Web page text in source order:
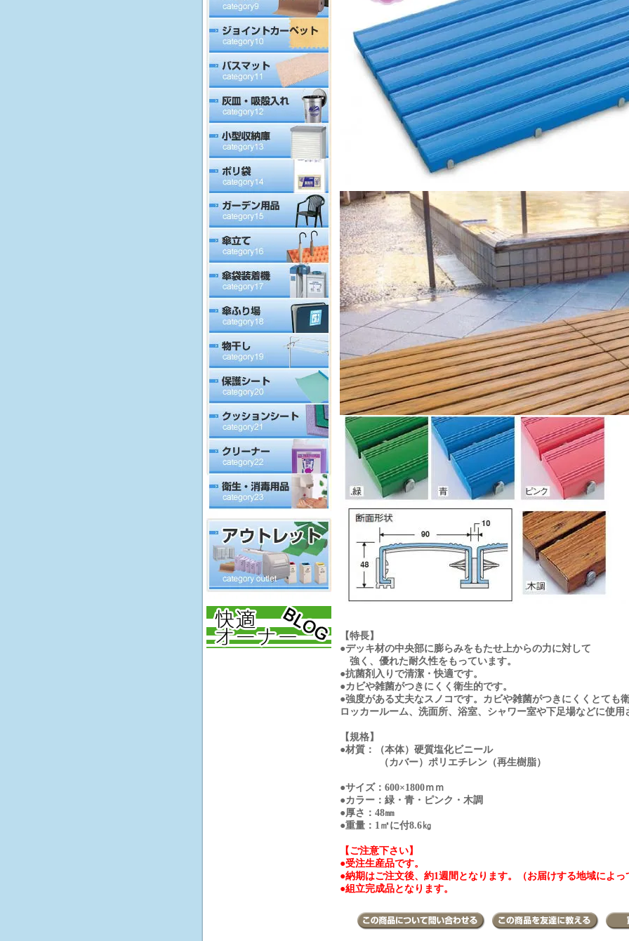
【特長】
●デッキ材の中央部に膨らみをもたせ上からの力に対して
強く、優れた耐久性をもっています。
●抗菌剤入りで清潔・快適です。
●カビや雑菌がつきにくく衛生的です。
●強度がある丈夫なスノコです。カビや雑菌がつきにくくとても
ロッカールーム、洗面所、浴室、シャワー室や下足場などに使用
【規格】
●材質：（本体）硬質塩化ビニール
（カバー）ポリエチレン（再生樹脂）
●サイズ：600×1800ｍｍ
●カラー：緑・青・ピンク・木調
●厚さ：48㎜
●重量：1㎡に付8.6㎏
【ご注意下さい】
●受注生産品です。
●納期はご注文後、約1週間となります。（お届けする地域によっ
●組立完成品となります。